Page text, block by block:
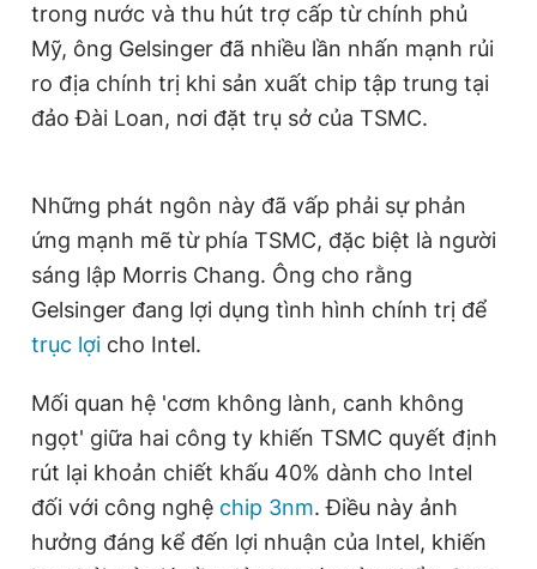
Giấy phép xuất bản số 110/GP - BTTTT cấp ngày 24.3.2020
© 2003-2026 Bản quyền thuộc về Báo Thanh Niên. Cấm sao
chép dưới mọi hình thức nếu không có sự chấp thuận bằng văn
bản. Phát triển bởi ePi Technologies, JSC.
trong nước và thu hút trợ cấp từ chính phủ
Mỹ, ông Gelsinger đã nhiều lần nhấn mạnh rủi
ro địa chính trị khi sản xuất chip tập trung tại
đảo Đài Loan, nơi đặt trụ sở của TSMC.
Những phát ngôn này đã vấp phải sự phản
ứng mạnh mẽ từ phía TSMC, đặc biệt là người
sáng lập Morris Chang. Ông cho rằng
Gelsinger đang lợi dụng tình hình chính trị để
trục lợi cho Intel.
Mối quan hệ 'cơm không lành, canh không
ngọt' giữa hai công ty khiến TSMC quyết định
rút lại khoản chiết khấu 40% dành cho Intel
đối với công nghệ chip 3nm. Điều này ảnh
hưởng đáng kể đến lợi nhuận của Intel, khiến